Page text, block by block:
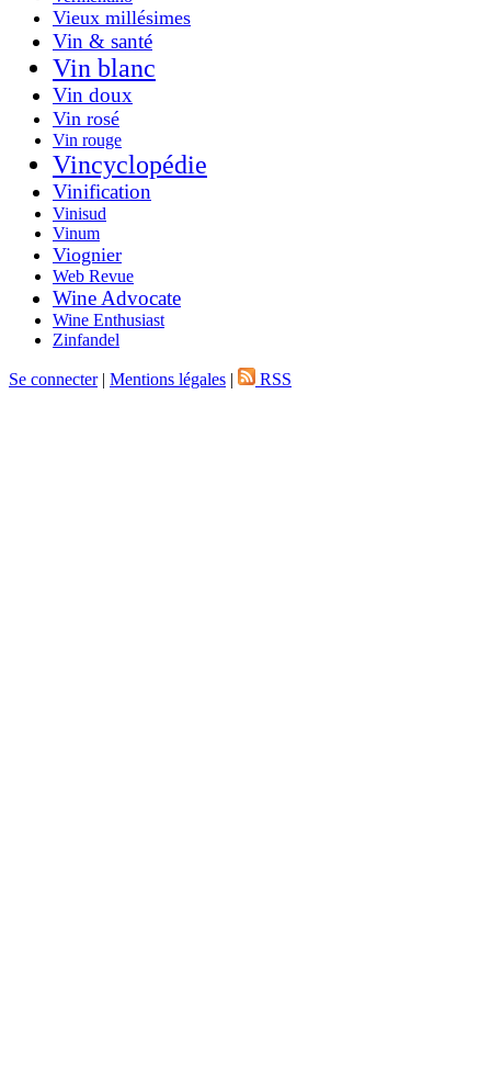
Vieux millésimes
Vin & santé
Vin blanc
Vin doux
Vin rosé
Vin rouge
Vincyclopédie
Vinification
Vinisud
Vinum
Viognier
Web Revue
Wine Advocate
Wine Enthusiast
Zinfandel
Se connecter| Mentions légales | RSS